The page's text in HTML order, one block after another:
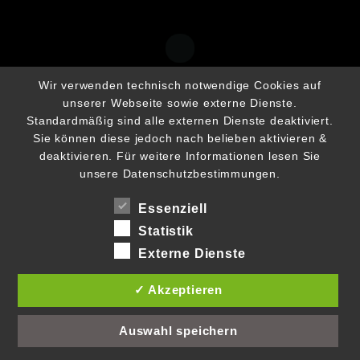
Wir verwenden technisch notwendige Cookies auf
unserer Webseite sowie externe Dienste.
Standardmäßig sind alle externen Dienste deaktiviert.
Sie können diese jedoch nach belieben aktivieren &
deaktivieren. Für weitere Informationen lesen Sie
unsere Datenschutzbestimmungen.
Essenziell
Statistik
Externe Dienste
✓ Akzeptieren
Auswahl speichern